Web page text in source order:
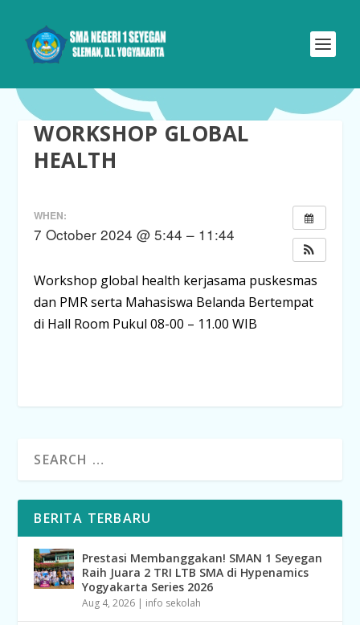
WORKSHOP GLOBAL
HEALTH
WHEN:
7 October 2024 @ 5:44 – 11:44
Workshop global health kerjasama puskesmas
dan PMR serta Mahasiswa Belanda Bertempat
di Hall Room Pukul 08-00 – 11.00 WIB
BERITA TERBARU
Prestasi Membanggakan! SMAN 1 Seyegan
Raih Juara 2 TRI LTB SMA di Hypenamics
Yogyakarta Series 2026
Aug 4, 2026 | info sekolah